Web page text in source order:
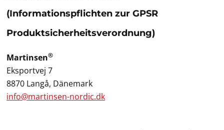
(Informationspflichten zur GPSR
Produktsicherheitsverordnung)
Martinsen®
Eksportvej 7
8870 Langå, Dänemark
info@martinsen-nordic.dk